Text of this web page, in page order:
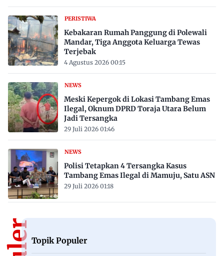
PERISTIWA
Kebakaran Rumah Panggung di Polewali
Mandar, Tiga Anggota Keluarga Tewas
Terjebak
4 Agustus 2026 00:15
NEWS
Meski Kepergok di Lokasi Tambang Emas
Ilegal, Oknum DPRD Toraja Utara Belum
Jadi Tersangka
29 Juli 2026 01:46
NEWS
Polisi Tetapkan 4 Tersangka Kasus
Tambang Emas Ilegal di Mamuju, Satu ASN
29 Juli 2026 01:18
Topik Populer